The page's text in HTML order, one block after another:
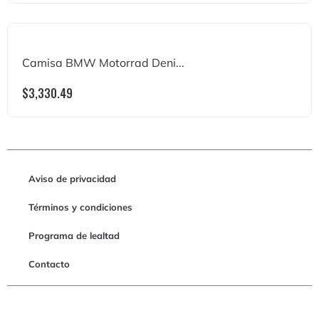
Camisa BMW Motorrad Deni...
$3,330.49
Aviso de privacidad
Términos y condiciones
Programa de lealtad
Contacto